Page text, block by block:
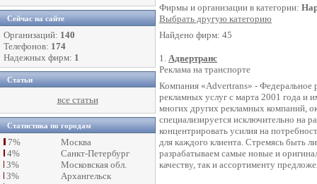
Сейчас на сайте
Организаций: 140
Телефонов: 174
Надежных фирм: 1
Статьи
все статьи
Статистика по городам
7%
Москва
4%
Санкт-Петербург
3%
Московская обл.
3%
Архангельск
Фирмы и организации в категории:
Выбрать другую категорию
Найдено фирм: 45
1. Адвертранс
Реклама на транспорте
Компания «Advertrans» - Федеральное
рекламных услуг с марта 2001 года и
многих других рекламных компаний,
специализируется исключительно на
концентрировать усилия на
для каждого клиента. Стремясь быть
разрабатываем самые новые и
качеству, так и ассортименту